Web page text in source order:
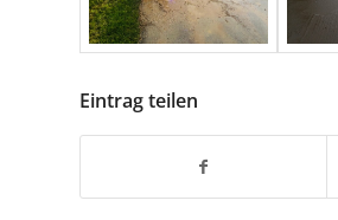
Eintrag teilen